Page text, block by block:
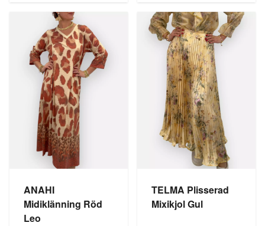
ANAHI
Midiklänning Röd
Leo
TELMA Plisserad
Mixikjol Gul